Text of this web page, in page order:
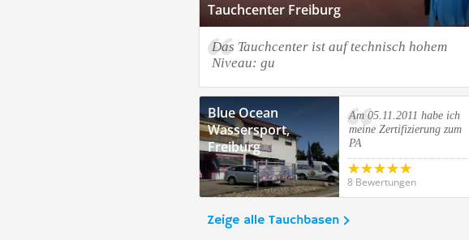
Tauchcenter Freiburg
Das Tauchcenter ist auf technisch hohem
Niveau: gu
Blue Ocean
Wassersport,
Freiburg
Am 05.11.2011 habe ich
meine Zertifizierung zum
PA
8 Bewertungen
Zeige alle Tauchbasen